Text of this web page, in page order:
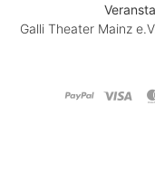
Galli Theater Mainz